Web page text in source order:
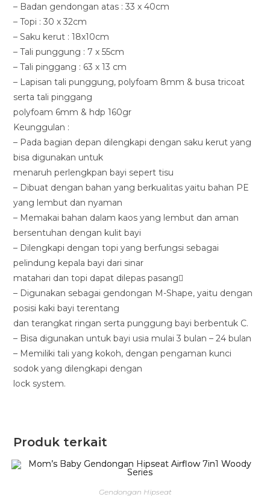
– Badan gendongan atas : 33 x 40cm
– Topi : 30 x 32cm
– Saku kerut : 18x10cm
– Tali punggung : 7 x 55cm
– Tali pinggang : 63 x 13 cm
– Lapisan tali punggung, polyfoam 8mm & busa tricoat
serta tali pinggang
polyfoam 6mm & hdp 160gr
Keunggulan :
– Pada bagian depan dilengkapi dengan saku kerut yang
bisa digunakan untuk
menaruh perlengkpan bayi sepert tisu
– Dibuat dengan bahan yang berkualitas yaitu bahan PE
yang lembut dan nyaman
– Memakai bahan dalam kaos yang lembut dan aman
bersentuhan dengan kulit bayi
– Dilengkapi dengan topi yang berfungsi sebagai
pelindung kepala bayi dari sinar
matahari dan topi dapat dilepas pasang
– Digunakan sebagai gendongan M-Shape, yaitu dengan
posisi kaki bayi terentang
dan terangkat ringan serta punggung bayi berbentuk C.
– Bisa digunakan untuk bayi usia mulai 3 bulan – 24 bulan
– Memiliki tali yang kokoh, dengan pengaman kunci
sodok yang dilengkapi dengan
lock system.
Produk terkait
Gendongan Hipseat